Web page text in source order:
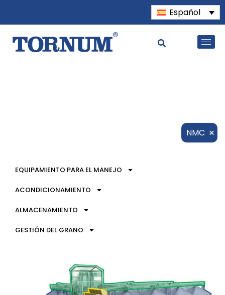
Español
NMC ×
EQUIPAMIENTO PARA EL MANEJO
ACONDICIONAMIENTO
ALMACENAMIENTO
GESTIÓN DEL GRANO